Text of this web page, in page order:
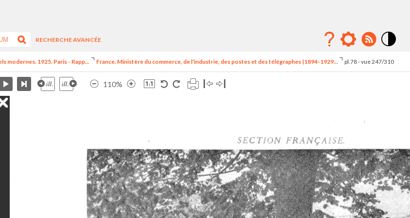
RECHERCHE AVANCÉE
élévé
modernes. 1925. Paris - Rapp... France. Ministère du commerce, de l'industrie, des postes et des télégraphes (1894-1929... pl.78 - vue 247/310
110%